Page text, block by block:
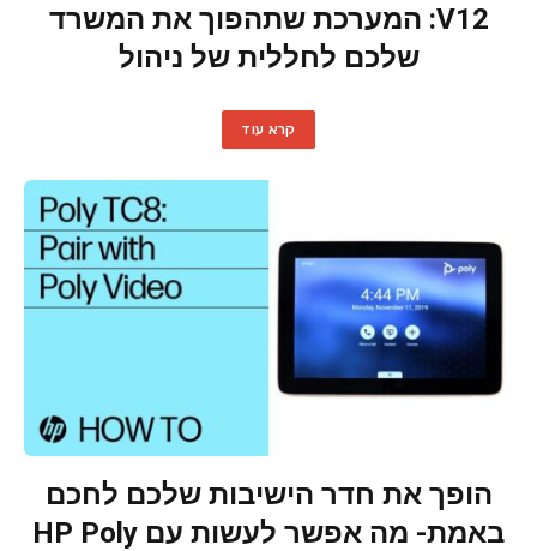
V12: המערכת שתהפוך את המשרד
שלכם לחללית של ניהול
קרא עוד
הופך את חדר הישיבות שלכם לחכם
באמת- מה אפשר לעשות עם HP Poly